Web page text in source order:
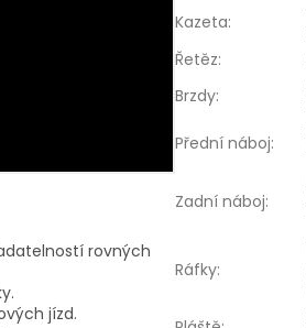
rovných
jízd.
Kazeta:
Řetěz:
Brzdy:
Přední náboj:
Zadní náboj:
Ráfky: